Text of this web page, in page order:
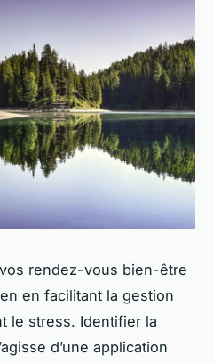
rendez-vous bien-être
en facilitant la gestion
le stress. Identifier la
d’une application